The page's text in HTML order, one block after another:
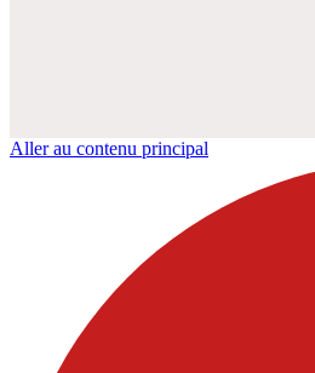
Aller au contenu principal